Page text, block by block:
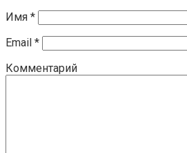
Имя *
Email *
Комментарий